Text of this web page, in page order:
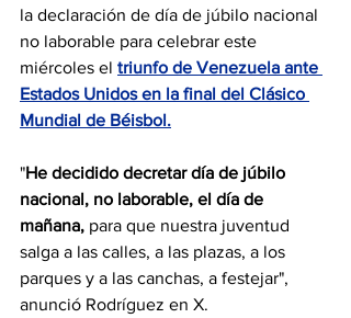
la declaración de día de júbilo nacional
no laborable para celebrar este
miércoles el triunfo de Venezuela ante
Estados Unidos en la final del Clásico
Mundial de Béisbol.
"He decidido decretar día de júbilo
nacional, no laborable, el día de
mañana, para que nuestra juventud
salga a las calles, a las plazas, a los
parques y a las canchas, a festejar",
anunció Rodríguez en X.